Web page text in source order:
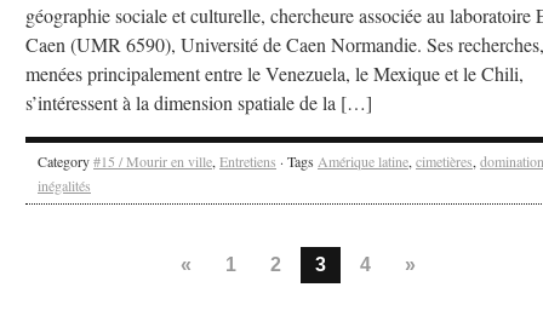
géographie sociale et culturelle, chercheure associée au laboratoire
Caen (UMR 6590), Université de Caen Normandie. Ses recherches,
menées principalement entre le Venezuela, le Mexique et le Chili,
s’intéressent à la dimension spatiale de la […]
Category#15 / Mourir en ville, Entretiens · Tags Amérique latine, cimetières, domination
inégalités
« 1 2 3 4 »